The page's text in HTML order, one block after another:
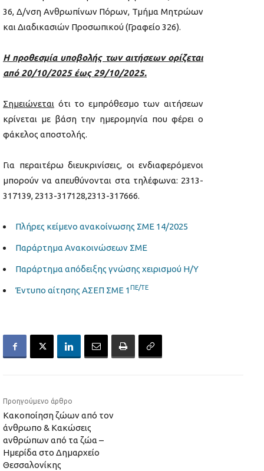
36, Δ/νση Ανθρωπίνων Πόρων, Τμήμα Μητρώων
και Διαδικασιών Προσωπικού (Γραφείο 326).
Η προθεσμία υποβολής των αιτήσεων ορίζεται
από 20/10/2025 έως 29/10/2025.
Σημειώνεται ότι το εμπρόθεσμο των αιτήσεων
κρίνεται με βάση την ημερομηνία που φέρει ο
φάκελος αποστολής.
Για περαιτέρω διευκρινίσεις, οι ενδιαφερόμενοι
μπορούν να απευθύνονται στα τηλέφωνα: 2313-
317139, 2313-317128,2313-317666.
Πλήρες κείμενο ανακοίνωσης ΣΜΕ 14/2025
Παράρτημα Ανακοινώσεων ΣΜΕ
Παράρτημα απόδειξης γνώσης χειρισμού Η/Υ
Έντυπο αίτησης ΑΣΕΠ ΣΜΕ 1 ΠΕ/ΤΕ
Προηγούμενο άρθρο
Κακοποίηση ζώων από τον
άνθρωπο & Κακώσεις
ανθρώπων από τα ζώα –
Ημερίδα στο Δημαρχείο
Θεσσαλονίκης